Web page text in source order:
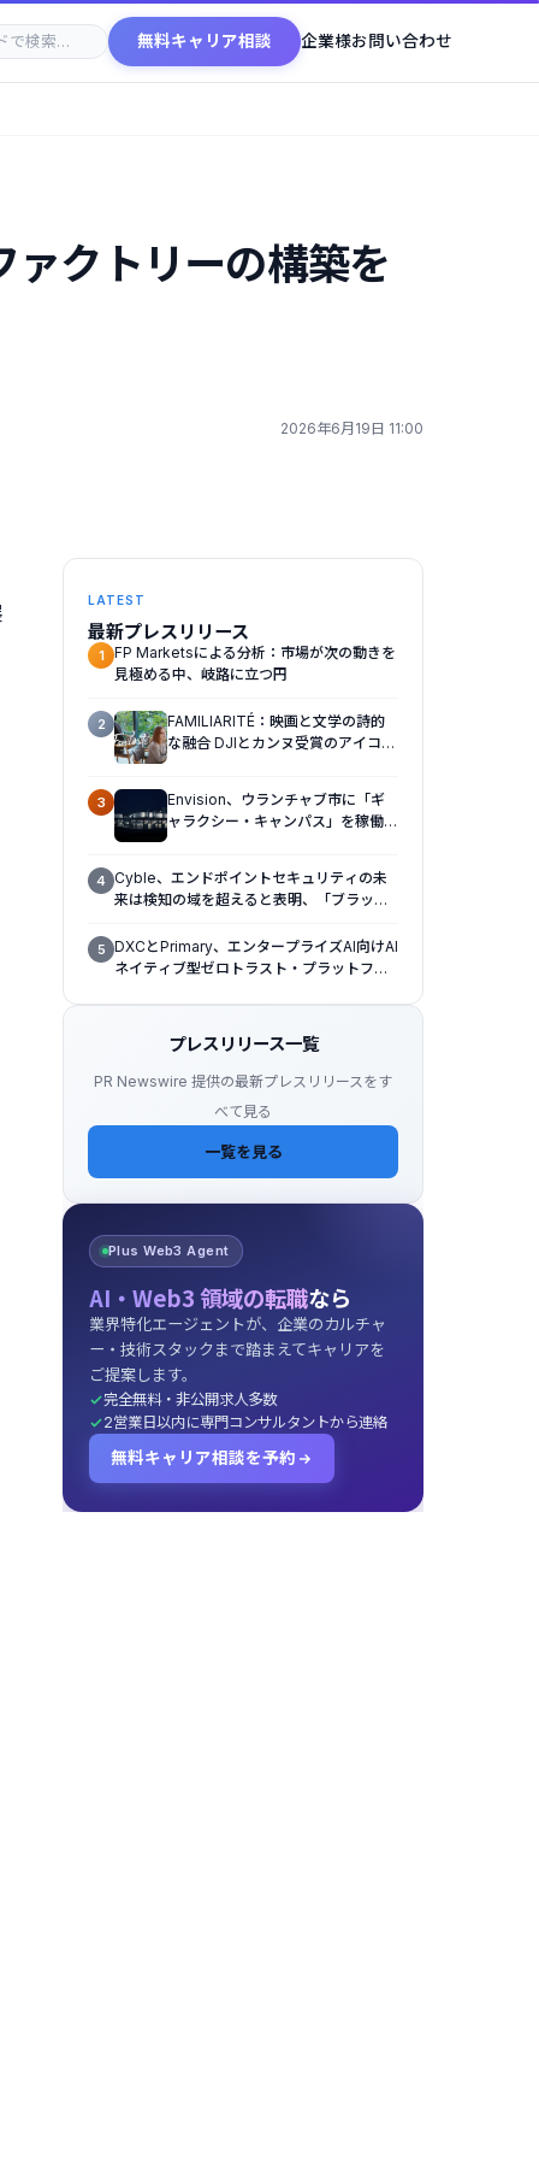
無料キャリア相談 企業様お問い合わせ
クトリーの構築を
2026年6月19日 11:00
LATEST
最新プレスリリース
1
FP Marketsによる分析：市場が次の動きを
見極める中、岐路に立つ円
2
FAMILIARITÉ：映画と文学の詩的
な融合 DJIとカンヌ受賞のアイコ
— 全編Osmo Pocket 4Pで撮影
3
Envision、ウランチャブ市に「ギ
ャラクシー・キャンパス」を稼働さ
4 Cyble、エンドポイントセキュリティの未
来は検知の域を超えると表明、「ブラック
2026）」で「Titan」の次なる進化形を発
表
5 DXCとPrimary、エンタープライズAI向けAI
ネイティブ型ゼロトラスト・プラットフォ
プレスリリース一覧
PR Newswire 提供の最新プレスリリースをす
べて見る
一覧を見る
Plus Web3 Agent
AI・Web3 領域の転職なら
業界特化エージェントが、企業のカルチャ
ー・技術スタックまで踏まえてキャリアを
ご提案します。
完全無料・非公開求人多数
2営業日以内に専門コンサルタントから連絡
無料キャリア相談を予約